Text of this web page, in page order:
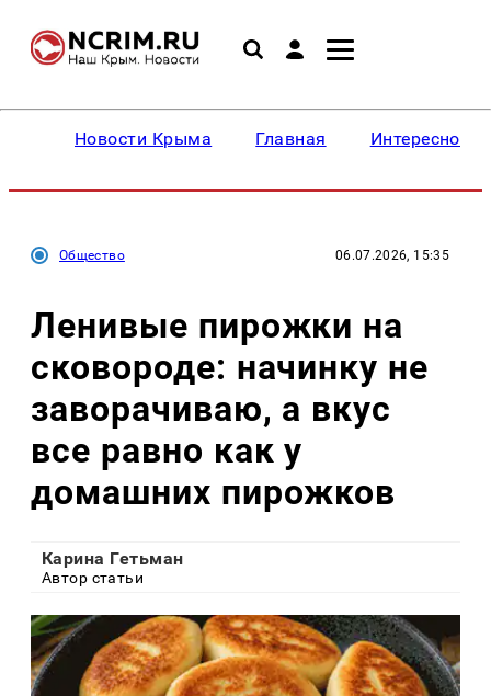
Новости Крыма Главная Интересное
Общество 06.07.2026, 15:35
Ленивые пирожки на
сковороде: начинку не
заворачиваю, а вкус
все равно как у
домашних пирожков
Карина Гетьман
Автор статьи